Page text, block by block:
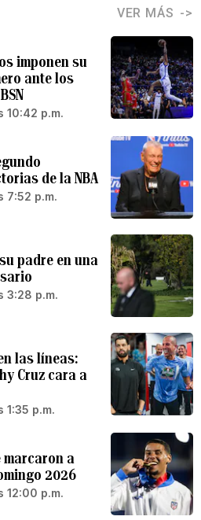
VER MÁS
imponen su
ante los
10:42 p.m.
de la NBA
7:52 p.m.
padre en una
3:28 p.m.
las líneas:
Cruz cara a
p.m.
a
2026
12:00 p.m.